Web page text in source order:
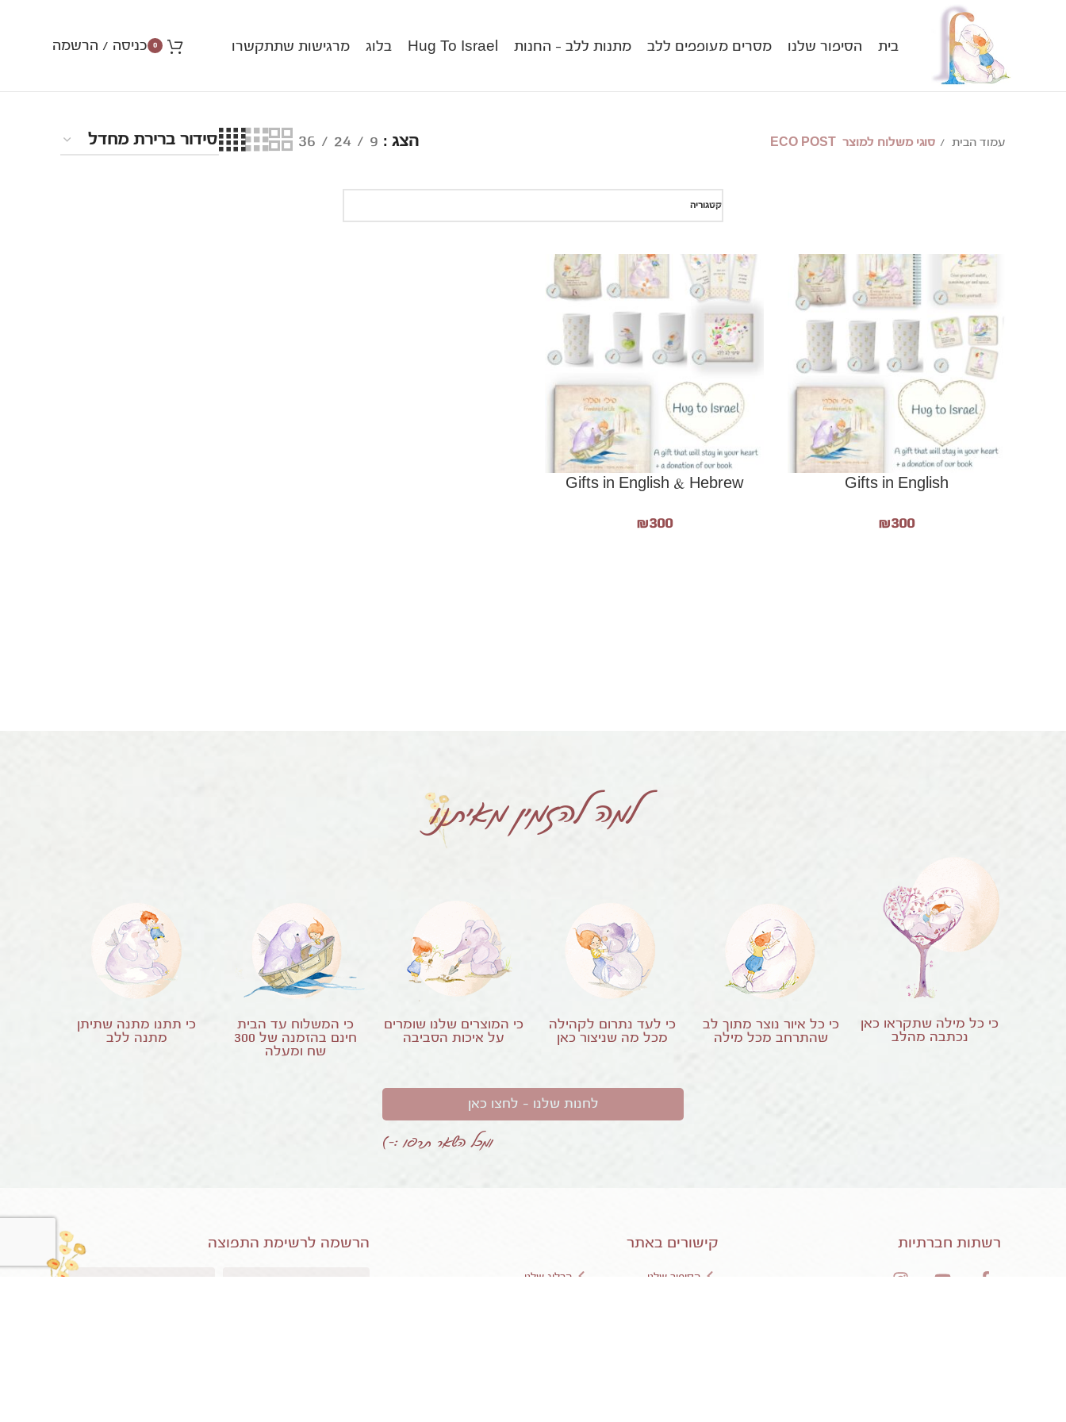
בית הסיפור שלנו מסרים מעופפים ללב מתנות ללב – החנות Hug To Israel בלוג מרגישות שתתקשרו 0 כניסה / הרשמה
עמוד הבית סוגי משלוח למוצר ECO POST הצג 9
24
36
קטגוריה
Gifts in English
₪300
הוספה לסל
Gifts in English & Hebrew
₪300
למה להזמין מאיתנו
כי כל מילה שתקראו כאן
נכתבה מהלב
כי כל איור נוצר מתוך לב
שהתרחב מכל מילה
כי לעד נתרום לקהילה
מכל מה שניצור כאן
כי המוצרים שלנו שומרים
על איכות הסביבה
כי המשלוח עד הבית
חינם בהזמנה של 300
שח ומעלה
כי תתנו מתנה שתיתן
מתנה ללב
לחנות שלנו – לחצו כאן
ומכל השאר תרפו :-)
רשתות חברתיות קישורים באתר
הסיפור שלנו
הבלוג שלנו
הרשמה לרשימת התפוצה